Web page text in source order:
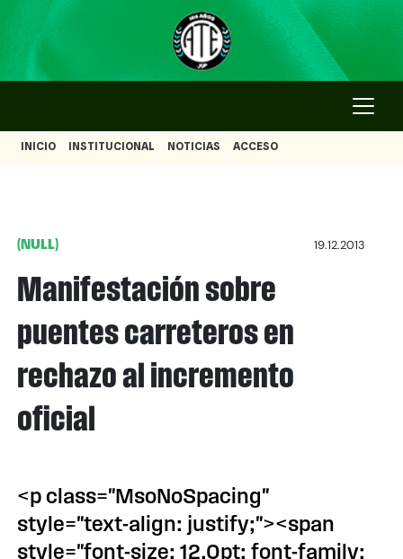
INICIO INSTITUCIONAL NOTICIAS ACCESO
(NULL) 19.12.2013
Manifestación sobre
puentes carreteros en
rechazo al incremento
oficial
<p class="MsoNoSpacing"
style="text-align: justify;"><span
style="font-size: 12.0pt; font-family: